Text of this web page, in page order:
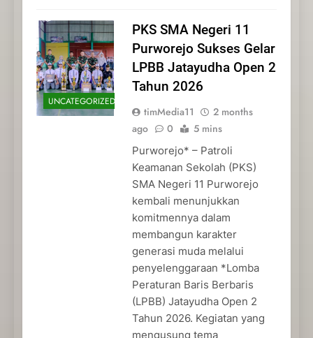
UNCATEGORIZED
PKS SMA Negeri 11
Purworejo Sukses Gelar
LPBB Jatayudha Open 2
Tahun 2026
timMedia11
2 months
ago
0 5 mins
Purworejo* – Patroli
Keamanan Sekolah (PKS)
SMA Negeri 11 Purworejo
kembali menunjukkan
komitmennya dalam
membangun karakter
generasi muda melalui
penyelenggaraan *Lomba
Peraturan Baris Berbaris
(LPBB) Jatayudha Open 2
Tahun 2026. Kegiatan yang
mengusung tema